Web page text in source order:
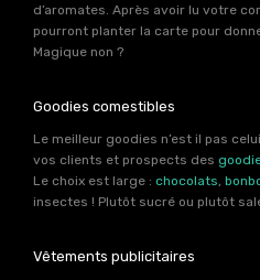
d’aromates. Après avoir lu votre
pourront planter la carte pour
Magique non ?
Goodies comestibles
Le meilleur goodies n’est il pas
vos clients et prospects des
Le choix est large : chocolats,
insectes ! Plutôt sucré ou plutôt
Vêtements publicitaires